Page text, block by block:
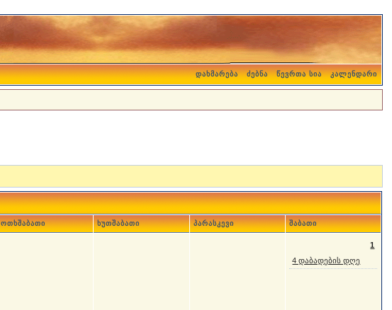
დახმარება ძებნა წევრთა სია კალენდარი
ოთხშაბათი ხუთშაბათი პარასკევი შაბათი
1
4 დაბადების დღე